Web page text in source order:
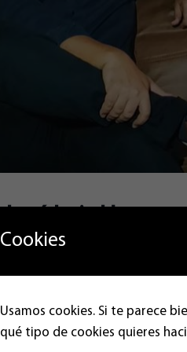
el Chester de
José Luis Herrera, candidato
Cookies
Usamos cookies. Si te parece
qué tipo de cookies quieres